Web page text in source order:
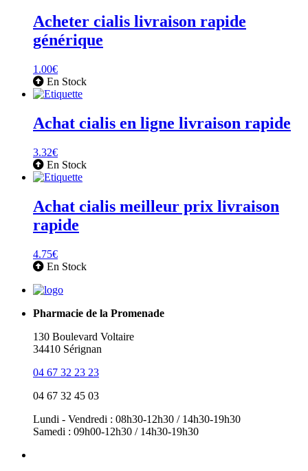
Acheter cialis livraison rapide
générique
1.00€
En Stock
Achat cialis en ligne livraison rapide
3.32€
En Stock
Achat cialis meilleur prix livraison
rapide
4.75€
En Stock
Pharmacie de la Promenade
130 Boulevard Voltaire
34410 Sérignan
04 67 32 23 23
04 67 32 45 03
Lundi - Vendredi : 08h30-12h30 / 14h30-19h30
Samedi : 09h00-12h30 / 14h30-19h30